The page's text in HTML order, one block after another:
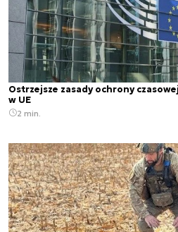
Ostrzejsze zasady ochrony
w UE
2 min.